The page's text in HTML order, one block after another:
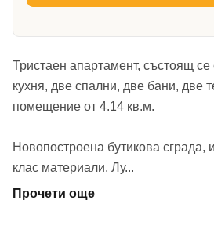
Тристаен апартамент, състоящ се
кухня, две спални, две бани, две
помещение от 4.14 кв.м.
Новопостроена бутикова сграда,
клас материали. Лу...
Прочети още